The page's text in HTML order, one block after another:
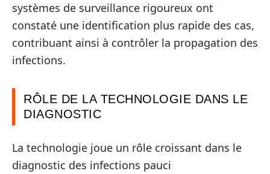
systèmes de surveillance rigoureux ont
constaté une identification plus rapide des cas,
contribuant ainsi à contrôler la propagation des
infections.
RÔLE DE LA TECHNOLOGIE DANS LE
DIAGNOSTIC
La technologie joue un rôle croissant dans le
diagnostic des infections pauci